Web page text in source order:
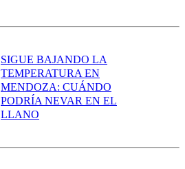
SIGUE BAJANDO LA
TEMPERATURA EN
MENDOZA: CUÁNDO
PODRÍA NEVAR EN EL
LLANO